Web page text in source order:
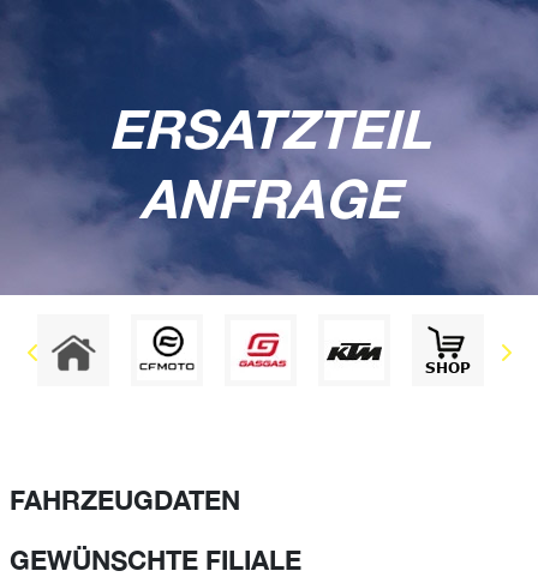
ERSATZTEIL
ANFRAGE
FAHRZEUGDATEN
GEWÜNSCHTE FILIALE